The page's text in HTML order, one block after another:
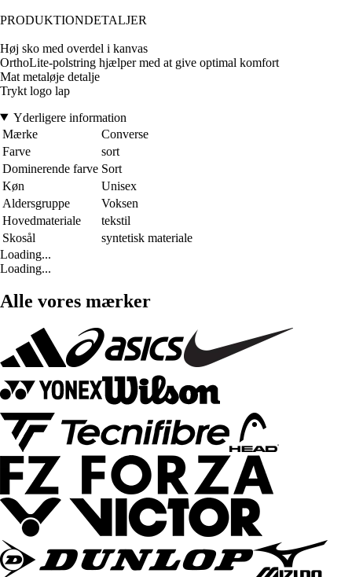
PRODUKTIONDETALJER
Høj sko med overdel i kanvas
OrthoLite-polstring hjælper med at give optimal komfort
Mat metaløje detalje
Trykt logo lap
Yderligere information
Mærke
Converse
Farve
sort
Dominerende farve Sort
Køn
Unisex
Aldersgruppe
Voksen
Hovedmateriale
tekstil
Skosål
syntetisk materiale
Loading...
Loading...
Alle vores mærker